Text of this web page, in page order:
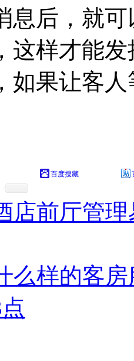
息后，就
这样才能
如果让客
百度搜藏
店前厅管
么样的客